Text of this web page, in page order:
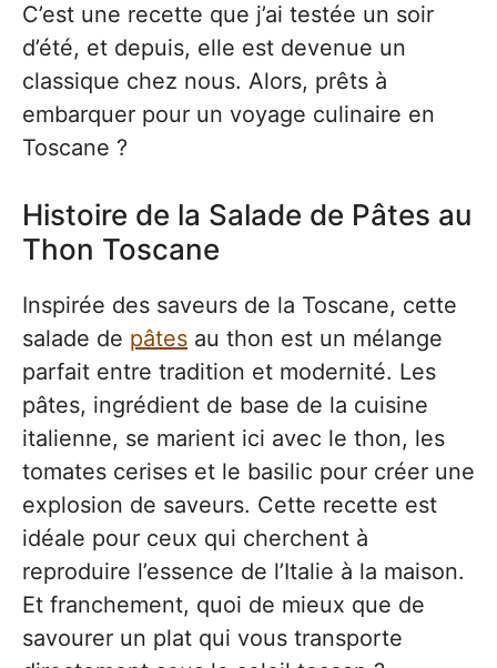
C’est une recette que j’ai testée un soir
d’été, et depuis, elle est devenue un
classique chez nous. Alors, prêts à
embarquer pour un voyage culinaire en
Toscane ?
Histoire de la Salade de Pâtes au
Thon Toscane
Inspirée des saveurs de la Toscane, cette
salade de pâtes au thon est un mélange
parfait entre tradition et modernité. Les
pâtes, ingrédient de base de la cuisine
italienne, se marient ici avec le thon, les
tomates cerises et le basilic pour créer une
explosion de saveurs. Cette recette est
idéale pour ceux qui cherchent à
reproduire l’essence de l’Italie à la maison.
Et franchement, quoi de mieux que de
savourer un plat qui vous transporte